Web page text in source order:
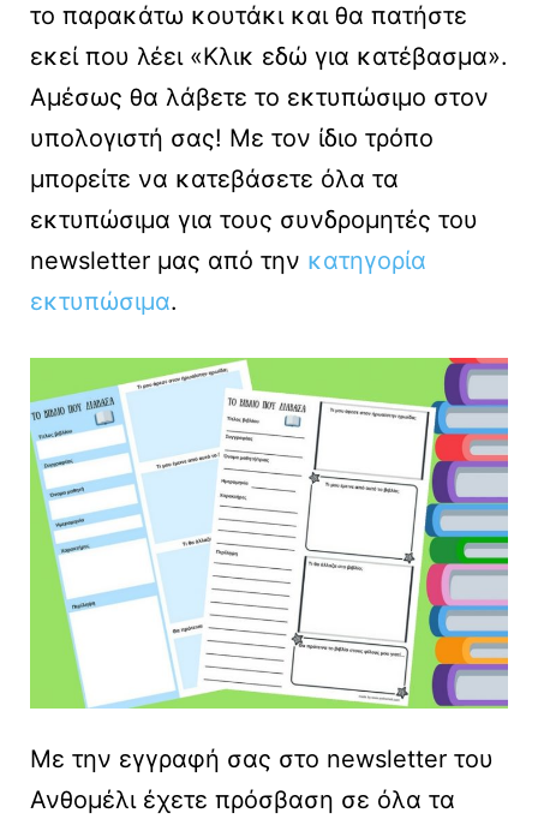
το παρακάτω κουτάκι και θα πατήστε
εκεί που λέει «Kλικ εδώ για κατέβασμα».
Αμέσως θα λάβετε το εκτυπώσιμο στον
υπολογιστή σας! Με τον ίδιο τρόπο
μπορείτε να κατεβάσετε όλα τα
εκτυπώσιμα για τους συνδρομητές του
newsletter μας από την κατηγορία
εκτυπώσιμα.
Με την εγγραφή σας στο newsletter του
Ανθομέλι έχετε πρόσβαση σε όλα τα